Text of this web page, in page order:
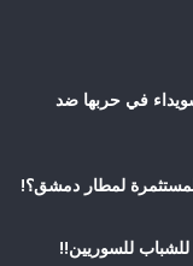
في حربها ضد
لمطار دمشق؟!
للشباب للسوريين!!